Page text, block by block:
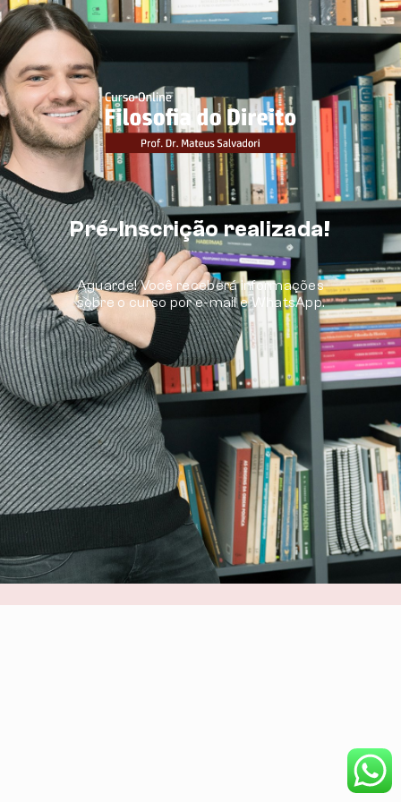
Pré-Inscrição realizada!
Aguarde! Você receberá informações
sobre o curso por e-mail e WhatsApp.